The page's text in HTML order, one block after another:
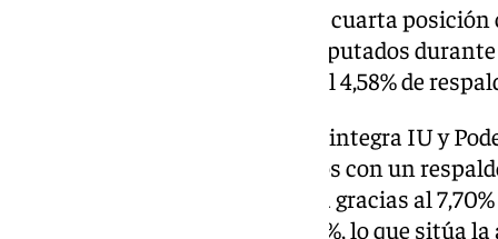
Adelante Andalucía consigue la cuarta posición
los votos, tras contar con dos diputados
Parlamento. En 2022 lograron el 4,58% de
La coalición Por Andalucía, que integra IU y
izquierda, logra cuatro diputados con un
escaños en la última legislatura gracias al
las urnas ha alcanzado el 54,21 %, lo que sitúa